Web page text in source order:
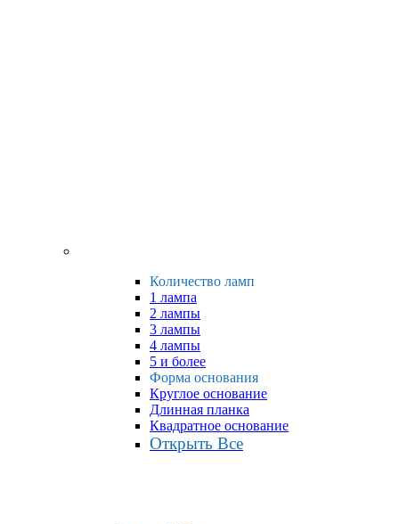
Количество ламп
1 лампа
2 лампы
3 лампы
4 лампы
5 и более
Форма основания
Круглое основание
Длинная планка
Квадратное основание
Открыть Все